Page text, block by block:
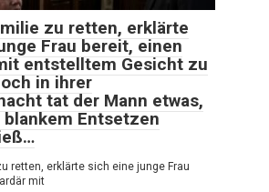
zu retten, erklärte
Frau bereit, einen
entstelltem Gesicht zu
in ihrer
tat der Mann etwas,
blankem Entsetzen
retten, erklärte sich eine junge Frau
mit